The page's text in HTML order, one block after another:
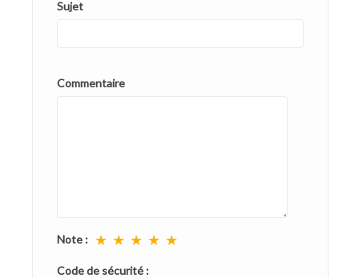
Sujet
Commentaire
Note : ★ ★ ★ ★ ★
Code de sécurité :